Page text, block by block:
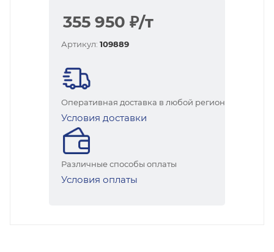
355 950 ₽/т
Артикул: 109889
Оперативная доставка в любой регион
Условия доставки
Различные способы оплаты
Условия оплаты